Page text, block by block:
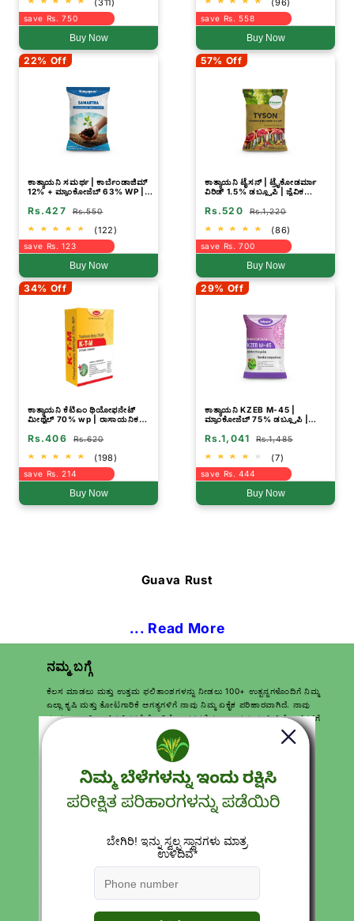
(311)
save Rs. 750
Buy Now
(96)
save Rs. 558
Buy Now
22% Off
ಕಾತ್ಯಾಯನಿ ಸಮರ್ಥ | ಕಾರ್ಬೆಂಡಾಜಿಮ್
12% + ಮ್ಯಾಂಕೋಜೆಬ್ 63% WP |
Rs.427 Rs.550
(122)
save Rs. 123
Buy Now
57% Off
ಕಾತ್ಯಾಯನಿ ಟೈಸನ್ | ಟ್ರೈಕೋಡರ್ಮಾ
ವಿರಿಡ್ 1.5% ಡಬ್ಲ್ಯೂಪಿ | ಜೈವಿಕ
Rs.520 Rs.1,220
(86)
save Rs. 700
Buy Now
34% Off
ಕಾತ್ಯಾಯನಿ ಕೆಟಿಎಂ ಥಿಯೋಫನೇಟ್
ಮೀಥೈಲ್ 70% wp | ರಾಸಾಯನಿಕ
Rs.406 Rs.620
(198)
save Rs. 214
Buy Now
29% Off
ಕಾತ್ಯಾಯನಿ KZEB M-45 |
ಮ್ಯಾಂಕೋಜೆಬ್ 75% ಡಬ್ಲ್ಯೂಪಿ |
Rs.1,041 Rs.1,485
(7)
save Rs. 444
Buy Now
Guava Rust
... Read More
ನಮ್ಮ ಬಗ್ಗೆ
ಕೆಲಸ ಮಾಡಲು ಮತ್ತು ಉತ್ತಮ ಫಲಿತಾಂಶಗಳನ್ನು ನೀಡಲು 100+ ಉತ್ಪನ್ನಗಳೊಂದಿಗೆ ನಿಮ್ಮ
ಎಲ್ಲಾ ಕೃಷಿ ಮತ್ತು ತೋಟಗಾರಿಕೆ ಅಗತ್ಯಗಳಿಗೆ ನಾವು ನಿಮ್ಮ ಏಕೈಕ ಪರಿಹಾರವಾಗಿದೆ. ನಾವು
ಸಂಪೂರ್ಣವಾಗಿ ಉಚಿತ ವಿತರಣೆಯೊಂದಿಗೆ ಭಾರತದಲ್ಲಿನ ಎಲ್ಲಾ ಪ್ರಮುಖ ಪಿನ್ ಕೋಡ್‌ಗಳಿಗೆ
ಉತ್ಪನ್ನಗಳನ್ನು ತಲುಪಿಸುತ್ತೇವೆ. ನಿಮಗೆ ಉತ್ತಮ ಪರಿಹಾರಗಳನ್ನು ನೀಡಲು ನಮ್ಮ ತಜ್ಞ ಕೃಷಿ
ಸಲಹೆಗಾರರು ಯಾವಾಗಲೂ ಇರುತ್ತಾರೆ.
Download Katyayani krishi Direct App
ತ್ವರಿತ ಲಿಂಕ್‌ಗಳು